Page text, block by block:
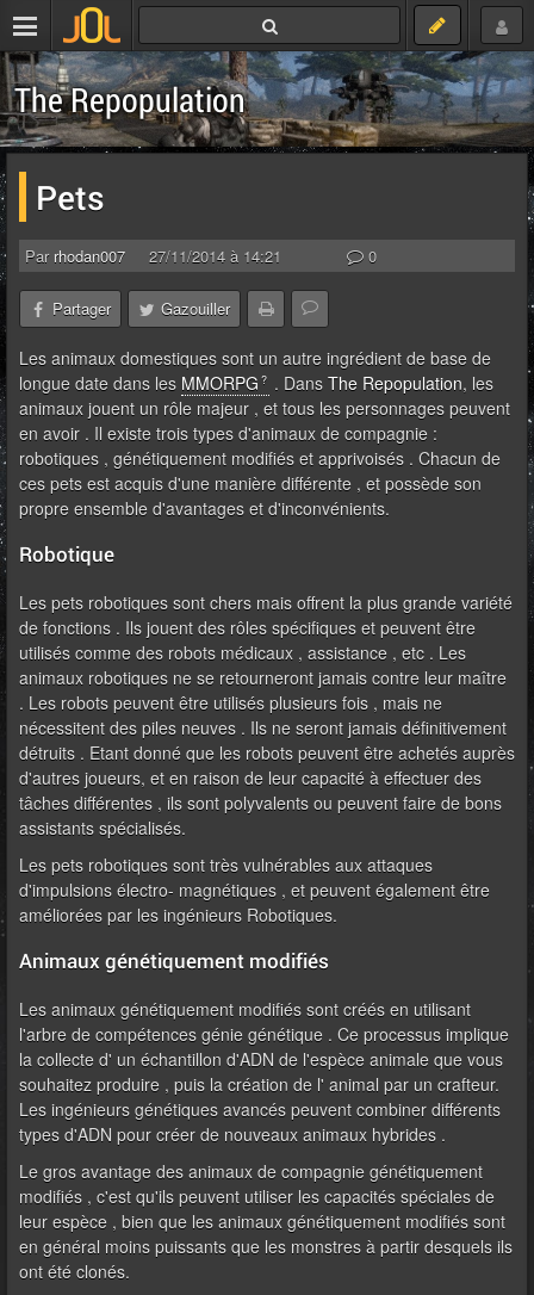
The Repopulation
Pets
Par rhodan007 27/11/2014 à 14:21 0
Partager Gazouiller
Les animaux domestiques sont un autre ingrédient de base de
longue date dans les MMORPG . Dans The Repopulation, les
animaux jouent un rôle majeur , et tous les personnages peuvent
en avoir . Il existe trois types d'animaux de compagnie :
robotiques , génétiquement modifiés et apprivoisés . Chacun de
ces pets est acquis d'une manière différente , et possède son
propre ensemble d'avantages et d'inconvénients.
Robotique
Les pets robotiques sont chers mais offrent la plus grande variété
de fonctions . Ils jouent des rôles spécifiques et peuvent être
utilisés comme des robots médicaux , assistance , etc . Les
animaux robotiques ne se retourneront jamais contre leur maître
. Les robots peuvent être utilisés plusieurs fois , mais ne
nécessitent des piles neuves . Ils ne seront jamais définitivement
détruits . Etant donné que les robots peuvent être achetés auprès
d'autres joueurs, et en raison de leur capacité à effectuer des
tâches différentes , ils sont polyvalents ou peuvent faire de bons
assistants spécialisés.
Les pets robotiques sont très vulnérables aux attaques
d'impulsions électro- magnétiques , et peuvent également être
améliorées par les ingénieurs Robotiques.
Animaux génétiquement modifiés
Les animaux génétiquement modifiés sont créés en utilisant
l'arbre de compétences génie génétique . Ce processus implique
la collecte d' un échantillon d'ADN de l'espèce animale que vous
souhaitez produire , puis la création de l' animal par un crafteur.
Les ingénieurs génétiques avancés peuvent combiner différents
types d'ADN pour créer de nouveaux animaux hybrides .
Le gros avantage des animaux de compagnie génétiquement
modifiés , c'est qu'ils peuvent utiliser les capacités spéciales de
leur espèce , bien que les animaux génétiquement modifiés sont
en général moins puissants que les monstres à partir desquels ils
ont été clonés.